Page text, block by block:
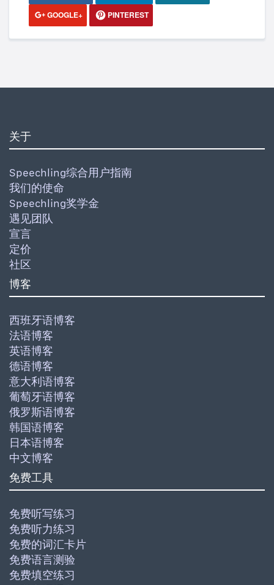
GOOGLE+
PINTEREST
关于
Speechling综合用户指南
我们的使命
Speechling奖学金
遇见团队
宣言
定价
社区
博客
西班牙语博客
法语博客
英语博客
德语博客
意大利语博客
葡萄牙语博客
俄罗斯语博客
韩国语博客
日本语博客
中文博客
免费工具
免费听写练习
免费听力练习
免费的词汇卡片
免费语言测验
免费填空练习